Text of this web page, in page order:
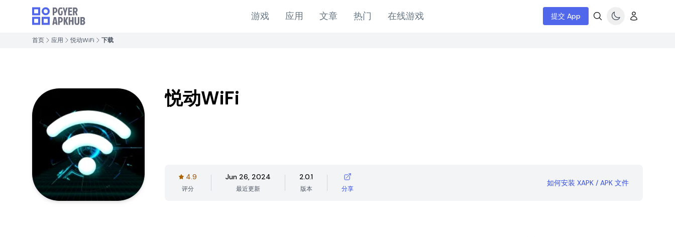
游戏 应用 文章 热门 在线游戏 提交 App
首页 应用 悦动WiFi 下载
悦动WiFi
4.9
评分
Jun 26, 2024
最近更新
2.0.1
版本 分享
如何安装 XAPK / APK 文件